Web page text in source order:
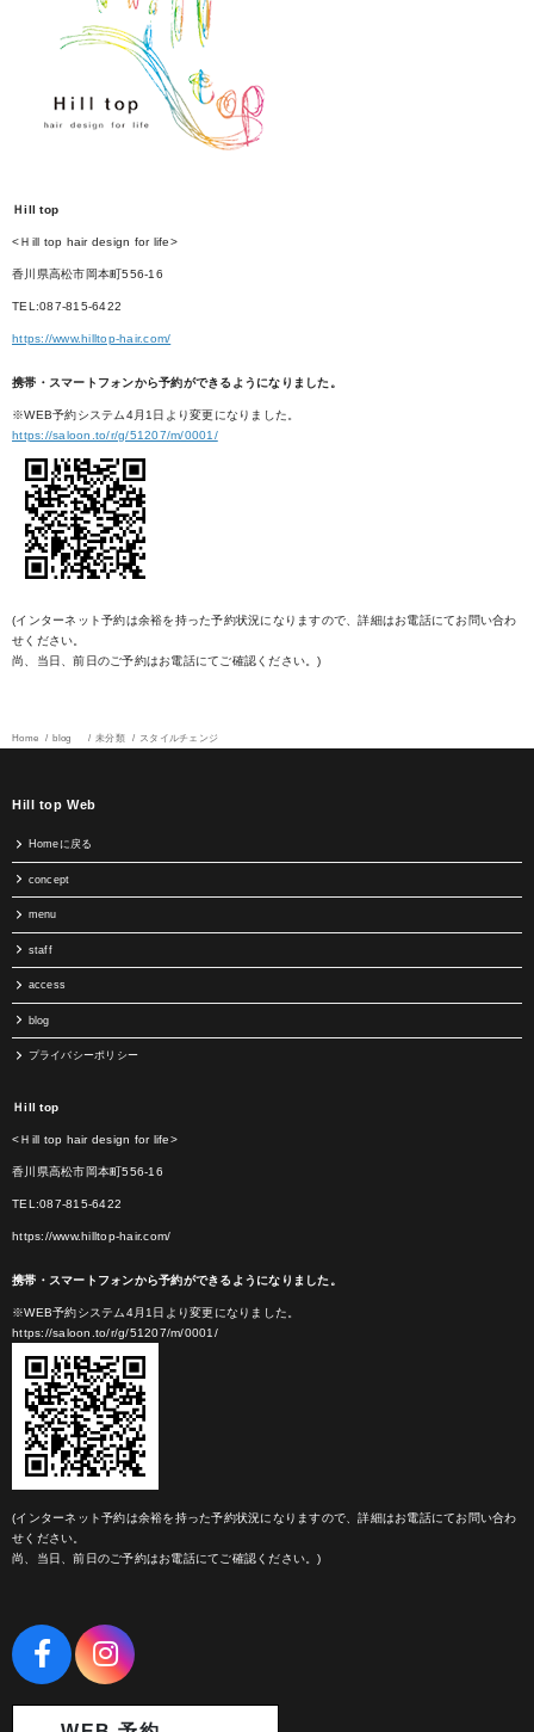
Ｈill top
<Ｈill top hair design for life>
香川県高松市岡本町556-16
TEL:087-815-6422
https://www.hilltop-hair.com/
携帯・スマートフォンから予約ができるようになりました。
※WEB予約システム4月1日より変更になりました。
https://saloon.to/r/g/51207/m/0001/
(インターネット予約は余裕を持った予約状況になりますので、詳細はお電話にてお問い合わ
せください。
尚、当日、前日のご予約はお電話にてご確認ください。)
Home blog 未分類 スタイルチェンジ
Hill top Web
Homeに戻る
concept
menu
staff
access
blog
プライバシーポリシー
Ｈill top
<Ｈill top hair design for life>
香川県高松市岡本町556-16
TEL:087-815-6422
https://www.hilltop-hair.com/
携帯・スマートフォンから予約ができるようになりました。
※WEB予約システム4月1日より変更になりました。
https://saloon.to/r/g/51207/m/0001/
(インターネット予約は余裕を持った予約状況になりますので、詳細はお電話にてお問い合わ
せください。
尚、当日、前日のご予約はお電話にてご確認ください。)